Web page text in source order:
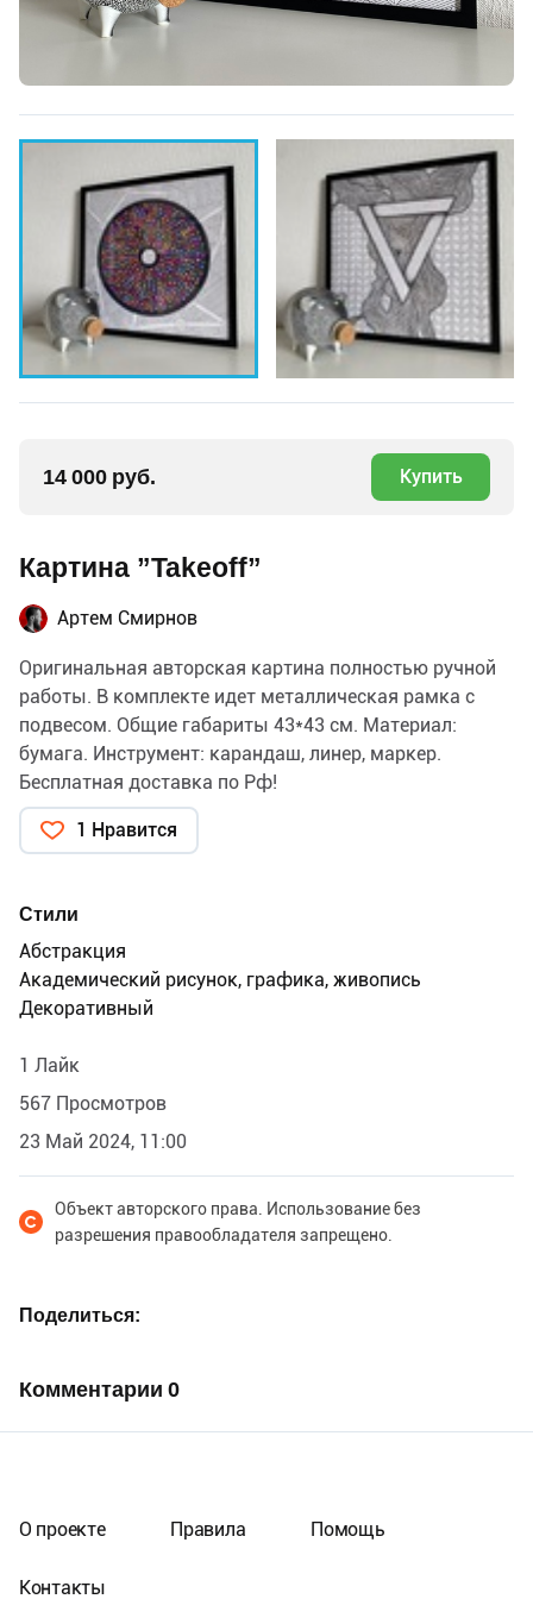
14 000 руб. Купить
Картина ”Takeoff”
Артем Смирнов
Оригинальная авторская картина полностью ручной
работы. В комплекте идет металлическая рамка с
подвесом. Общие габариты 43*43 см. Материал:
бумага. Инструмент: карандаш, линер, маркер.
Бесплатная доставка по Рф!
1 Нравится
Стили
Абстракция
Академический рисунок, графика, живопись
Декоративный
1 Лайк
567 Просмотров
23 Май 2024, 11:00
Объект авторского права. Использование без
разрешения правообладателя запрещено.
Поделиться
Комментарии 0
О проекте Правила Помощь
Контакты